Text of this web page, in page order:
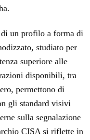
di un profilo a forma di
studiato per
superiore alle
disponibili, tra
permettono di
gli standard visivi
sulla segnalazione
CISA si riflette in